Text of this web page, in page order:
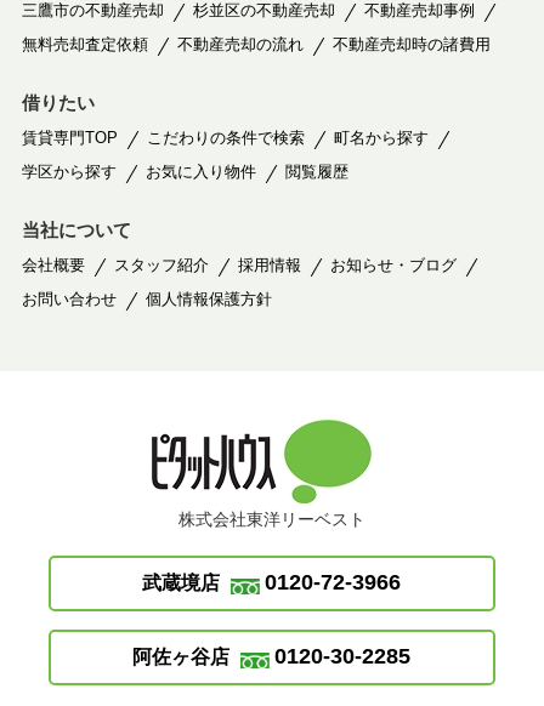
三鷹市の不動産売却
杉並区の不動産売却
不動産売却事例
無料売却査定依頼
不動産売却の流れ 不動産売却時の諸費用
借りたい
賃貸専門TOP こだわりの条件で検索
町名から探す
学区から探す
お気に入り物件 閲覧履歴
当社について
会社概要 スタッフ紹介 採用情報
お知らせ・ブログ
お問い合わせ
個人情報保護方針
株式会社東洋リーベスト
武蔵境店 0120-72-3966
阿佐ヶ谷店 0120-30-2285